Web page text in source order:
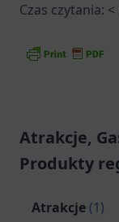
Czas czytania: <
Atrakcje,
Produkty
Atrakcje (1)